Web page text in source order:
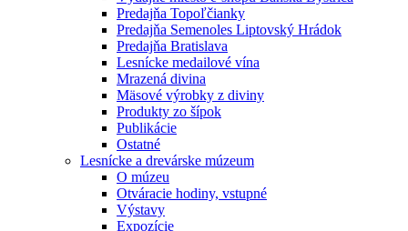
Predajňa Topoľčianky
Predajňa Semenoles Liptovský Hrádok
Predajňa Bratislava
Lesnícke medailové vína
Mrazená divina
Mäsové výrobky z diviny
Produkty zo šípok
Publikácie
Ostatné
Lesnícke a drevárske múzeum
O múzeu
Otváracie hodiny, vstupné
Výstavy
Expozície